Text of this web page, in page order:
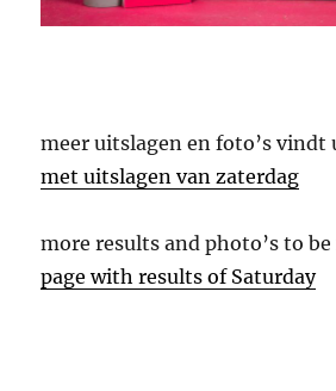
meer uitslagen en foto’s vindt
met uitslagen van zaterdag
more results and photo’s to
page with results of Saturday